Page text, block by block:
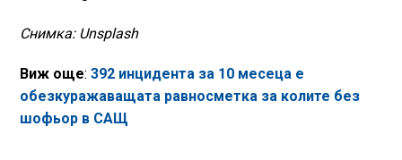
Снимка: Unsplash
Виж още: 392 инцидента за 10 месеца е
обезкуражаващата равносметка за колите без
шофьор в САЩ